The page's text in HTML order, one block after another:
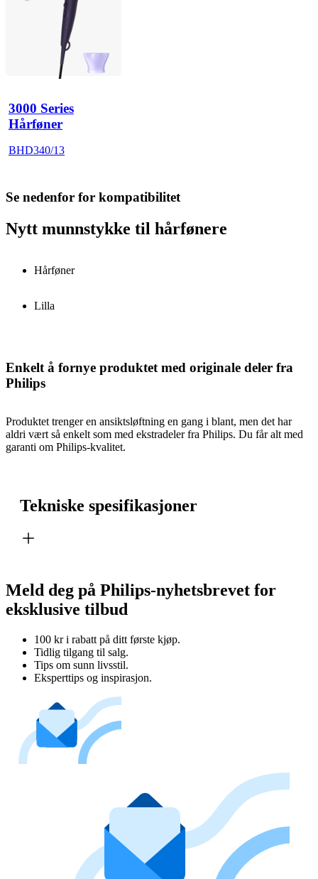
3000 Series
Hårføner
BHD340/13
Se nedenfor for kompatibilitet
Nytt munnstykke til hårfønere
Hårføner
Lilla
Enkelt å fornye produktet med originale deler fra
Philips
Produktet trenger en ansiktsløftning en gang i blant, men det har
aldri vært så enkelt som med ekstradeler fra Philips. Du får alt med
garanti om Philips-kvalitet.
Tekniske spesifikasjoner
Meld deg på Philips-nyhetsbrevet for
eksklusive tilbud
100 kr i rabatt på ditt første kjøp.
Tidlig tilgang til salg.
Tips om sunn livsstil.
Eksperttips og inspirasjon.